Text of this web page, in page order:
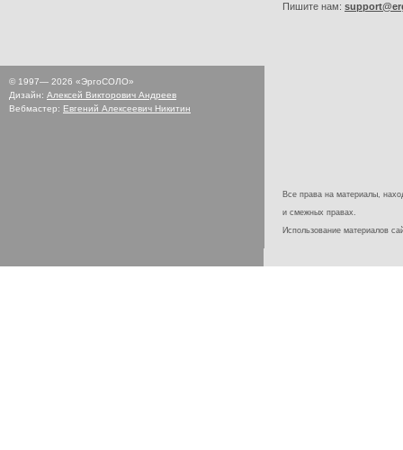
© 1997— 2026 «ЭргоСОЛО»
Дизайн: Алексей Викторович Андреев
Вебмастер: Евгений Алексеевич Никитин
Пишите нам:
Все права на материалы,
и смежных правах.
Использование материалов